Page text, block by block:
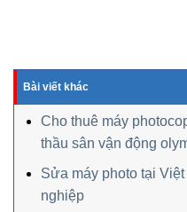
Bài viết khác
Cho thuê máy
thầu sân vận động
Sửa máy photo tại
nghiệp